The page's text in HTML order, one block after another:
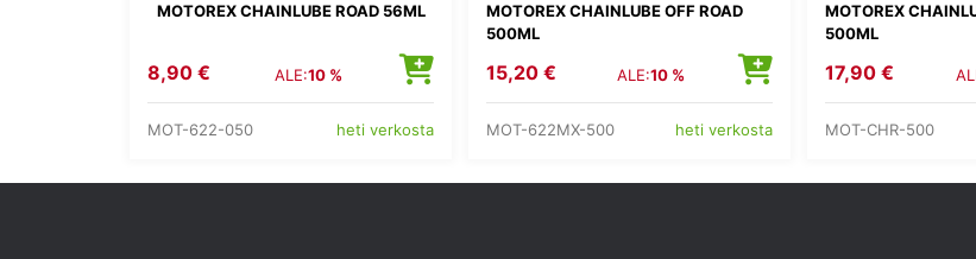
MOTOREX CHAINLUBE ROAD 56ML
8,90 € ALE:10 %
MOT-622-050 heti verkosta
MOTOREX CHAINLUBE OFF ROAD
500ML
15,20 € ALE:10 %
MOT-622MX-500 heti verkosta
MOTOREX
500ML
17,90 €
MOT-CHR-500